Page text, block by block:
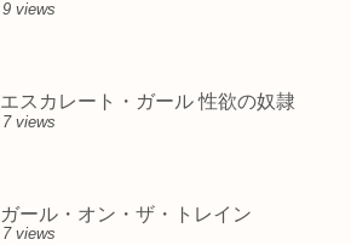
9 views
エスカレート・ガール 性欲の奴隷
7 views
ガール・オン・ザ・トレイン
7 views